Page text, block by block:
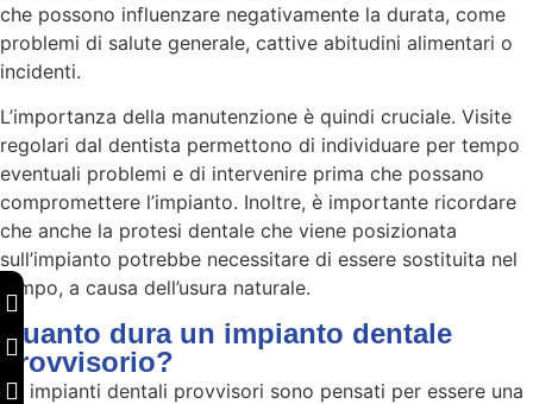
che possono influenzare negativamente la durata, come
problemi di salute generale, cattive abitudini alimentari o
incidenti.
L’importanza della manutenzione è quindi cruciale. Visite
regolari dal dentista permettono di individuare per tempo
eventuali problemi e di intervenire prima che possano
compromettere l’impianto. Inoltre, è importante ricordare
che anche la protesi dentale che viene posizionata
sull’impianto potrebbe necessitare di essere sostituita nel
tempo, a causa dell’usura naturale.
Quanto dura un impianto dentale
provvisorio?
Gli impianti dentali provvisori sono pensati per essere una